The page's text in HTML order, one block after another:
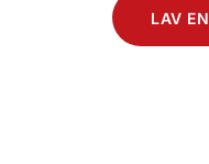
LAV